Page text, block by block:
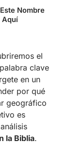
Nombre
Aquí
el
clave
en un
por qué
geográfico
es
la Biblia.